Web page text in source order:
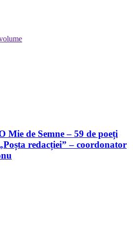
Mie de Semne – 59 de poeți
redacției” – coordonator